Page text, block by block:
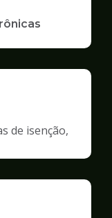
de isenção,